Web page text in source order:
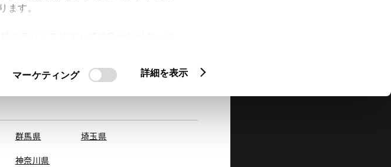
す。
マーケティング 詳細を表示
札幌
宮城県 秋田県
群馬県 埼玉県
神奈川県
入り
ません。
しました。
から再度、お試し下さい。